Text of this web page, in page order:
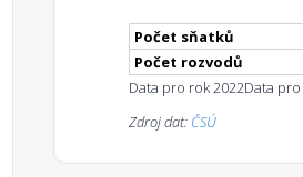
Počet sňatků
Počet rozvodů
Data pro rok 2022Data
Zdroj dat: ČSÚ